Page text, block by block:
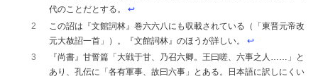
代のことだとする。↩︎
2
この詔は『文館詞林』巻六六八にも収載されている（「東晋元帝改
元大赦詔一首」）。『文館詞林』のほうが詳しい。↩︎
3
『尚書』甘誓篇「大戦于甘、乃召六卿。王曰嗟、六事之人……」と
あり、孔伝に「各有軍事、故曰六事」とある。日本語に訳しにくい